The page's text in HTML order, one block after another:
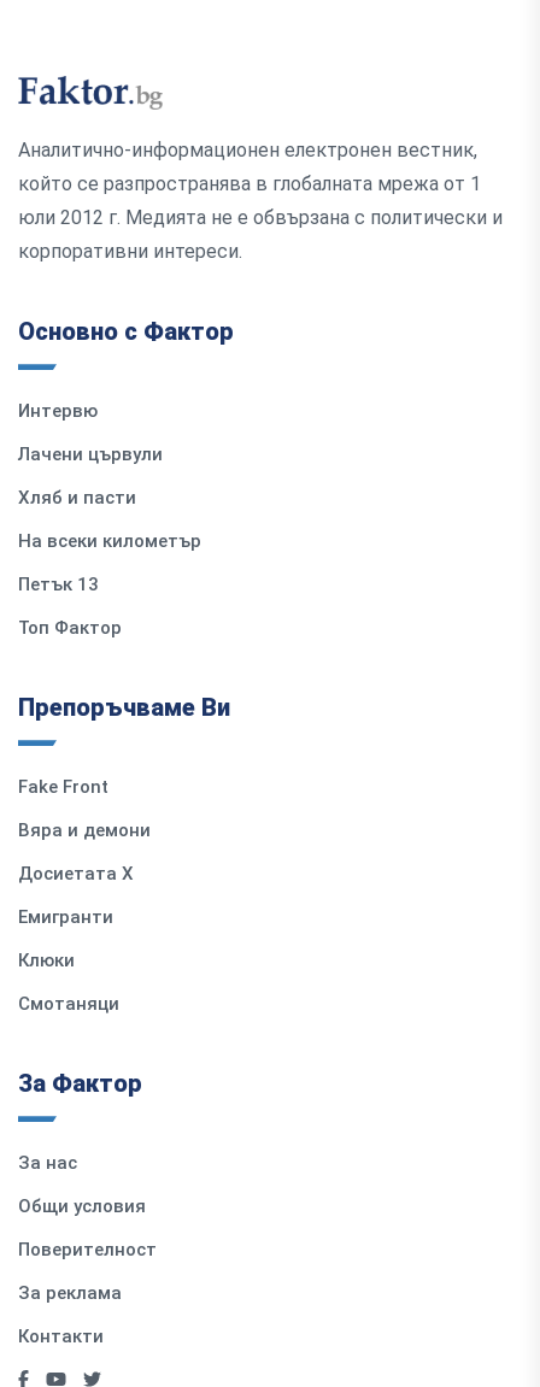
Аналитично-информационен електронен вестник,
който се разпространява в глобалната мрежа от 1
юли 2012 г. Медията не е обвързана с политически и
корпоративни интереси.
Основно с Фактор
Интервю
Лачени цървули
Хляб и пасти
На всеки километър
Петък 13
Топ Фактор
Препоръчваме Ви
Fake Front
Вяра и демони
Досиетата Х
Емигранти
Клюки
Смотаняци
За Фактор
За нас
Общи условия
Поверителност
За реклама
Контакти